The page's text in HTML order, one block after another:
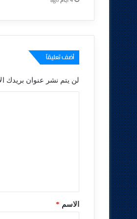
أضف تعليقاً
لن يتم نشر عنوان بريدك
*الاسم *